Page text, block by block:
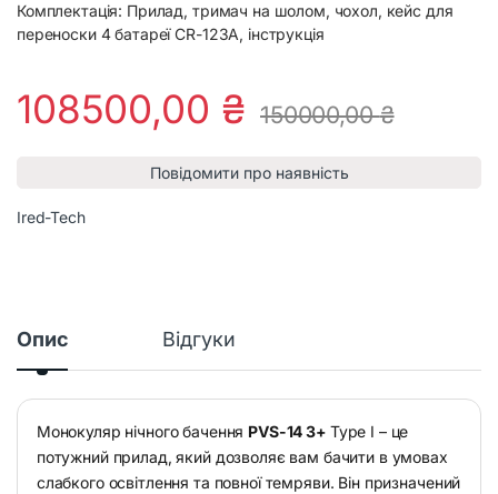
Комплектація: Прилад, тримач на шолом, чохол, кейс для
переноски 4 батареї CR-123A, інструкція
108500,00 ₴ 150000,00₴
Повідомити про наявність
Ired-Tech
Опис Відгуки
Монокуляр нічного бачення PVS-14 3+ Type I – це
потужний прилад, який дозволяє вам бачити в умовах
слабкого освітлення та повної темряви. Він призначений